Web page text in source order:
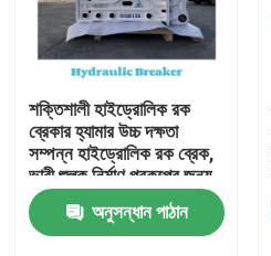
শক্তিশালী হাইড্রোলিক রক
ব্রেকার হ্যামার উচ্চ দক্ষতা
সম্পন্ন হাইড্রোলিক রক ব্রেক,
ভারী শুল্ক নির্মাণ প্রকল্পের জন্য,
পাথর ভাঙ্গা থেকে পুনর্ব্যবহার
পর্যন্ত DONSANG বহুমুখী
হাইড্রোলিক ব্রেকার, OEM
অনুসন্ধান পাঠান